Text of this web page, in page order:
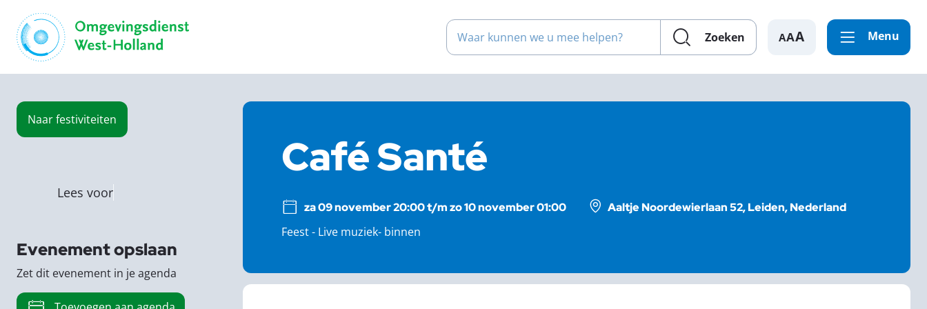
Waar kunnen we u mee helpen?
Zoeken A Menu
Naarfestiviteiten
Café Santé
za 09 november 20:00 t/m zo 10 november 01:00
Aaltje Noordewierlaan 52, Leiden, Nederland
Feest - Live muziek- binnen
Lees voor
Evenement opslaan
Zet dit evenement in je agenda